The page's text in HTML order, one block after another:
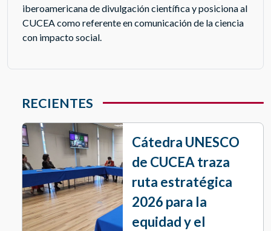
iberoamericana de divulgación científica y posiciona al
CUCEA como referente en comunicación de la ciencia
con impacto social.
RECIENTES
Cátedra UNESCO
de CUCEA traza
ruta estratégica
2026 para la
equidad y el